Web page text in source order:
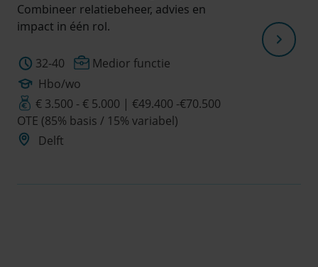
Combineer relatiebeheer, advies en
impact in één rol.
32-40
Medior functie
Hbo/wo
€ 3.500 - € 5.000 | €49.400 -€70.500
OTE (85% basis / 15% variabel)
Delft